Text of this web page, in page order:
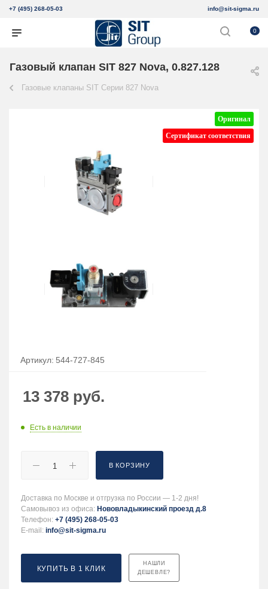
+7 (495) 268-05-03 info@sit-sigma.ru
0
Газовый клапан SIT 827 Nova, 0.827.128
Газовые клапаны SIT Серии 827 Nova
Оригинал
Сертификат соответствия
Артикул: 544-727-845
13 378 руб.
Есть в наличии
В КОРЗИНУ
Доставка по Москве и отгрузка по России — 1-2 дня!
Самовывоз из офиса: Нововладыкинский проезд д.8
Телефон: +7 (495) 268-05-03
E-mail: info@sit-sigma.ru
КУПИТЬ В 1 КЛИК
НАШЛИ
ДЕШЕВЛЕ?